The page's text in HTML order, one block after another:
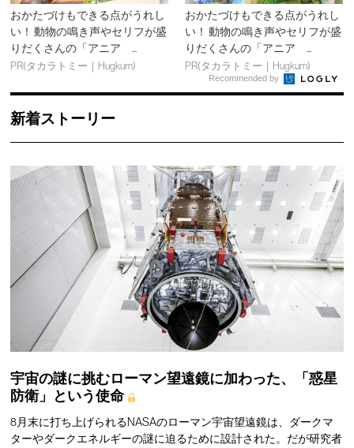
おかたづけもできる点がうれし
い！ 動物の鳴き声やセリフが盛
りだくさんの「アニア ...
PR(タカラトミー｜Hugkum)
おかたづけもできる点がうれし
い！ 動物の鳴き声やセリフが盛
りだくさんの「アニア ...
PR(タカラトミー｜Hugkum)
Recommended by
新着ストーリー
宇宙の謎に挑むローマン望遠鏡に加わった、「惑星
防衛」という使命
8月末に打ち上げられるNASAのローマン宇宙望遠鏡は、ダークマ
ターやダークエネルギーの謎に迫るために設計された。だが研究者